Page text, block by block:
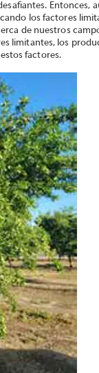
Entonces,
los factores
de nuestros
limitantes, los
factores.